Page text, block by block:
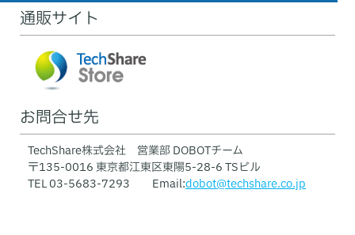
通販サイト
お問合せ先
TechShare株式会社 営業部 DOBOTチーム
〒135-0016 東京都江東区東陽5-28-6 TSビル
TEL 03-5683-7293 Email:dobot@techshare.co.jp